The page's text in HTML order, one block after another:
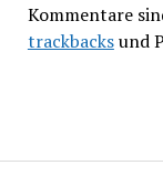
Kommentare
trackbacksund